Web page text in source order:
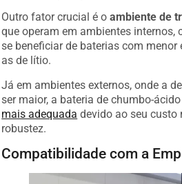
Outro fator crucial é oambiente de
que operam em ambientes internos,
se beneficiar de baterias com menor
as de lítio.
Já em ambientes externos, onde a
ser maior, a bateria de chumbo-
mais adequada devido ao seu custo
robustez.
Compatibilidade com a